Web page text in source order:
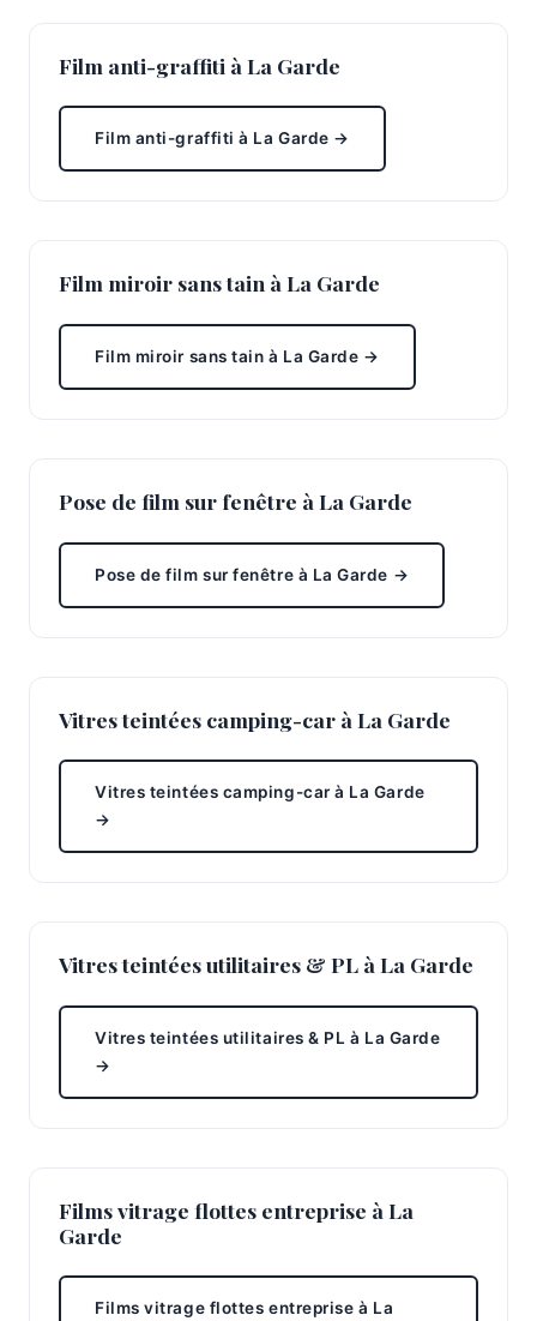
Film anti-graffiti à La Garde
Film anti-graffiti à La Garde →
Film miroir sans tain à La Garde
Film miroir sans tain à La Garde →
Pose de film sur fenêtre à La Garde
Pose de film sur fenêtre à La Garde →
Vitres teintées camping-car à La Garde
Vitres teintées camping-car à La Garde
→
Vitres teintées utilitaires & PL à La Garde
Vitres teintées utilitaires & PL à La Garde
→
Films vitrage flottes entreprise à La
Garde
Films vitrage flottes entreprise à La